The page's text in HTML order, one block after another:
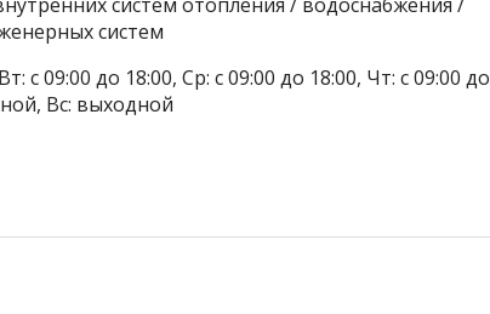
систем
с 09:00 до 18:00, Ср: с 09:00 до 18:00, Чт: с 09:00 до
Вс: выходной